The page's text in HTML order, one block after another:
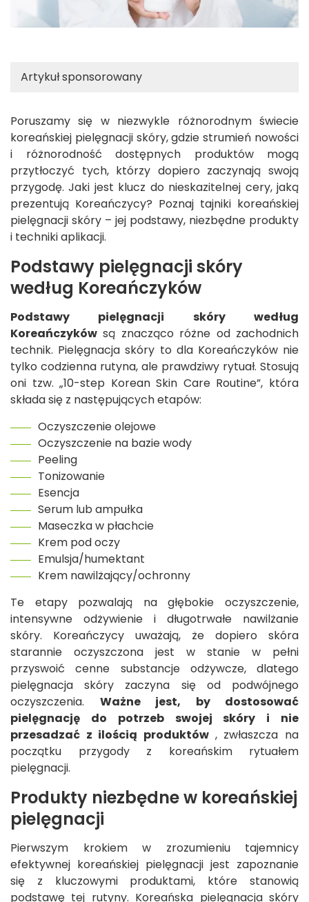
Artykuł sponsorowany
Poruszamy się w niezwykle różnorodnym świecie
koreańskiej pielęgnacji skóry, gdzie strumień nowości
i różnorodność dostępnych produktów mogą
przytłoczyć tych, którzy dopiero zaczynają swoją
przygodę. Jaki jest klucz do nieskazitelnej cery, jaką
prezentują Koreańczycy? Poznaj tajniki koreańskiej
pielęgnacji skóry – jej podstawy, niezbędne produkty
i techniki aplikacji.
Podstawy pielęgnacji skóry
według Koreańczyków
Podstawy pielęgnacji skóry według
Koreańczyków są znacząco różne od zachodnich
technik. Pielęgnacja skóry to dla Koreańczyków nie
tylko codzienna rutyna, ale prawdziwy rytuał. Stosują
oni tzw. „10-step Korean Skin Care Routine”, która
składa się z następujących etapów:
Oczyszczenie olejowe
Oczyszczenie na bazie wody
Peeling
Tonizowanie
Esencja
Serum lub ampułka
Maseczka w płachcie
Krem pod oczy
Emulsja/humektant
Krem nawilżający/ochronny
Te etapy pozwalają na głębokie oczyszczenie,
intensywne odżywienie i długotrwałe nawilżanie
skóry. Koreańczycy uważają, że dopiero skóra
starannie oczyszczona jest w stanie w pełni
przyswoić cenne substancje odżywcze, dlatego
pielęgnacja skóry zaczyna się od podwójnego
oczyszczenia. Ważne jest, by dostosować
pielęgnację do potrzeb swojej skóry i nie
przesadzać z ilością produktów , zwłaszcza na
początku przygody z koreańskim rytuałem
pielęgnacji.
Produkty niezbędne w koreańskiej
pielęgnacji
Pierwszym krokiem w zrozumieniu tajemnicy
efektywnej koreańskiej pielęgnacji jest zapoznanie
się z kluczowymi produktami, które stanowią
podstawę tej rutyny. Koreańska pielęgnacja skóry